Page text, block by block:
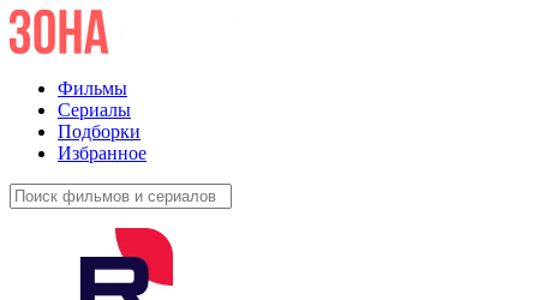
Фильмы
Сериалы
Подборки
Избранное